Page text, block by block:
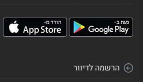
הרשמה לדיוור